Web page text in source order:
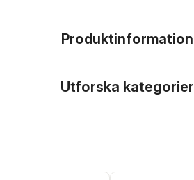
Produktinformation
Utforska kategorier